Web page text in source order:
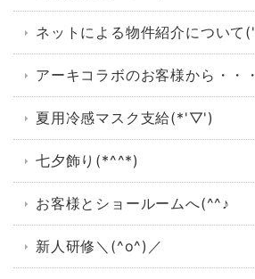
ネットによる物件紹介について
アーキコラボのお客様から・・・
夏用冷感マスク支給(*'▽')
七夕飾り(*^^*)
お客様とショールームへ(^^♪
新人研修＼(^o^)／